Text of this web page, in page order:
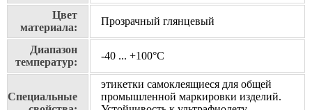
Цвет
материала:
Прозрачный глянцевый
Диапазон
температур:
-40 ... +100°С
Специальные
этикетки самоклеящиеся для общей
промышленной маркировки изделий.